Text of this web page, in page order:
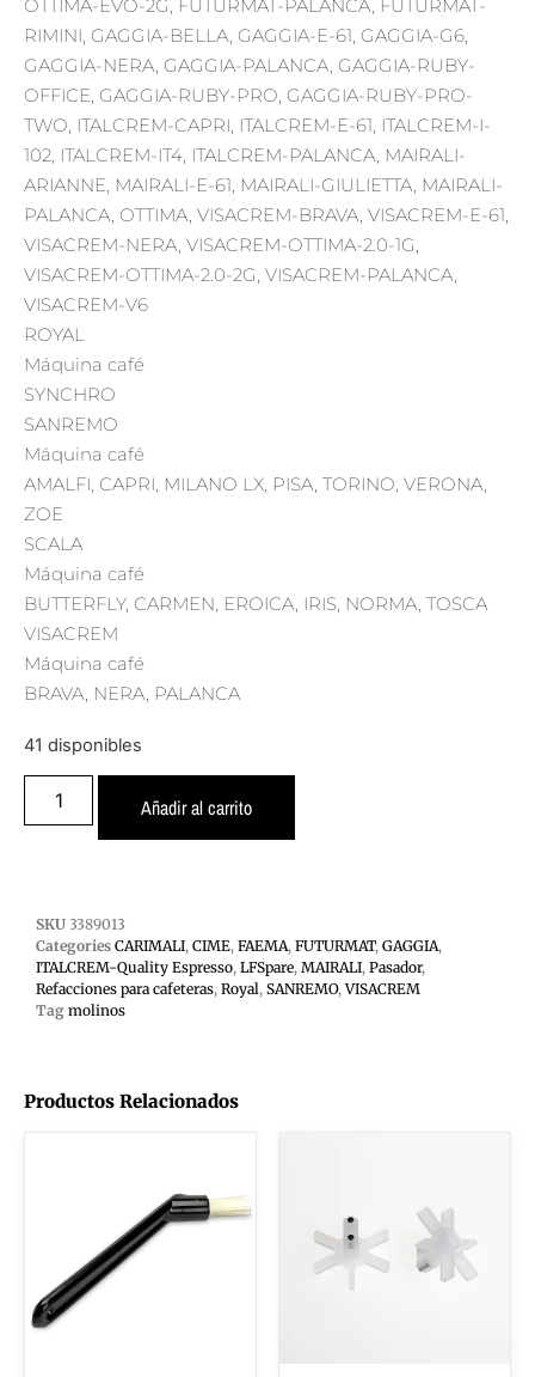
OTTIMA-EVO-2G, FUTURMAT-PALANCA, FUTURMAT-
RIMINI, GAGGIA-BELLA, GAGGIA-E-61, GAGGIA-G6,
GAGGIA-NERA, GAGGIA-PALANCA, GAGGIA-RUBY-
OFFICE, GAGGIA-RUBY-PRO, GAGGIA-RUBY-PRO-
TWO, ITALCREM-CAPRI, ITALCREM-E-61, ITALCREM-I-
102, ITALCREM-IT4, ITALCREM-PALANCA, MAIRALI-
ARIANNE, MAIRALI-E-61, MAIRALI-GIULIETTA, MAIRALI-
PALANCA, OTTIMA, VISACREM-BRAVA, VISACREM-E-61,
VISACREM-NERA, VISACREM-OTTIMA-2.0-1G,
VISACREM-OTTIMA-2.0-2G, VISACREM-PALANCA,
VISACREM-V6
ROYAL
Máquina café
SYNCHRO
SANREMO
Máquina café
AMALFI, CAPRI, MILANO LX, PISA, TORINO, VERONA,
ZOE
SCALA
Máquina café
BUTTERFLY, CARMEN, EROICA, IRIS, NORMA, TOSCA
VISACREM
Máquina café
BRAVA, NERA, PALANCA
41 disponibles
Añadir al carrito
SKU 3389013
Categories CARIMALI, CIME, FAEMA, FUTURMAT, GAGGIA,
ITALCREM-Quality Espresso, LFSpare, MAIRALI, Pasador,
Refacciones para cafeteras, Royal, SANREMO,VISACREM
Tag molinos
Productos Relacionados